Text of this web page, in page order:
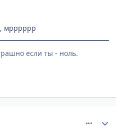
мрррррр
если ты - ноль.